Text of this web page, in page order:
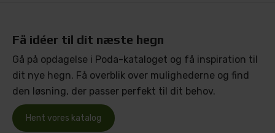
Få idéer til dit næste hegn
Gå på opdagelse i Poda-kataloget og få inspiration til
dit nye hegn. Få overblik over mulighederne og find
den løsning, der passer perfekt til dit behov.
Hent vores katalog